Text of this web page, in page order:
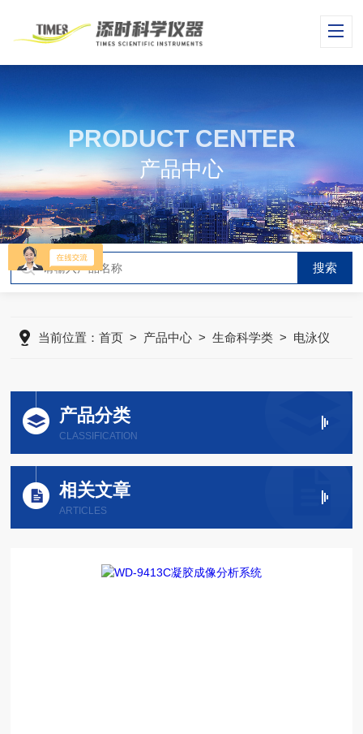
PRODUCT CENTER
产品中心
当前位置：首页 > 产品中心 >生命科学类 > 电泳仪
产品分类
CLASSIFICATION
相关文章
ARTICLES